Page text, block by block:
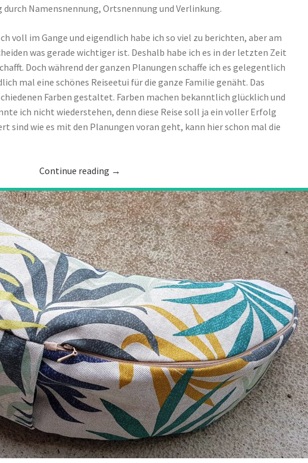
Namensnennung, Ortsnennung und Verlinkung.
voll im Gange und eigendlich habe ich so viel zu berichten, aber am
was gerade wichtiger ist. Deshalb habe ich es in der letzten Zeit
Doch während der ganzen Planungen schaffe ich es gelegentlich
mal eine schönes Reiseetui für die ganze Familie genäht. Das
Farben gestaltet. Farben machen bekanntlich glücklich und
ich nicht wiederstehen, denn diese Reise soll ja ein voller Erfolg
sind wie es mit den Planungen voran geht, kann hier schon mal die
Continue reading →